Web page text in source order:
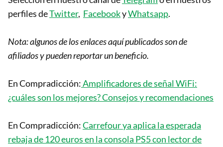
perfiles deTwitter, FacebookyWhatsapp.
Nota: algunos de los enlaces aquí publicados son de
afiliados y pueden reportar un beneficio.
En Compradicción:Amplificadores de señal WiFi:
¿cuáles son los mejores? Consejos y recomendaciones
En Compradicción:Carrefour ya aplica la esperada
rebaja de 120 euros en la consola PS5 con lector de